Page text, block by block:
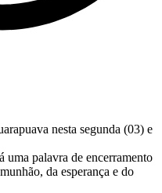
nesta segunda (03) e
palavra de encerramento
da esperança e do